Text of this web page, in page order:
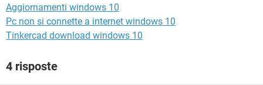
Aggiornamenti windows 10
Pc non si connette a internet windows 10
Tinkercad download windows 10
4 risposte